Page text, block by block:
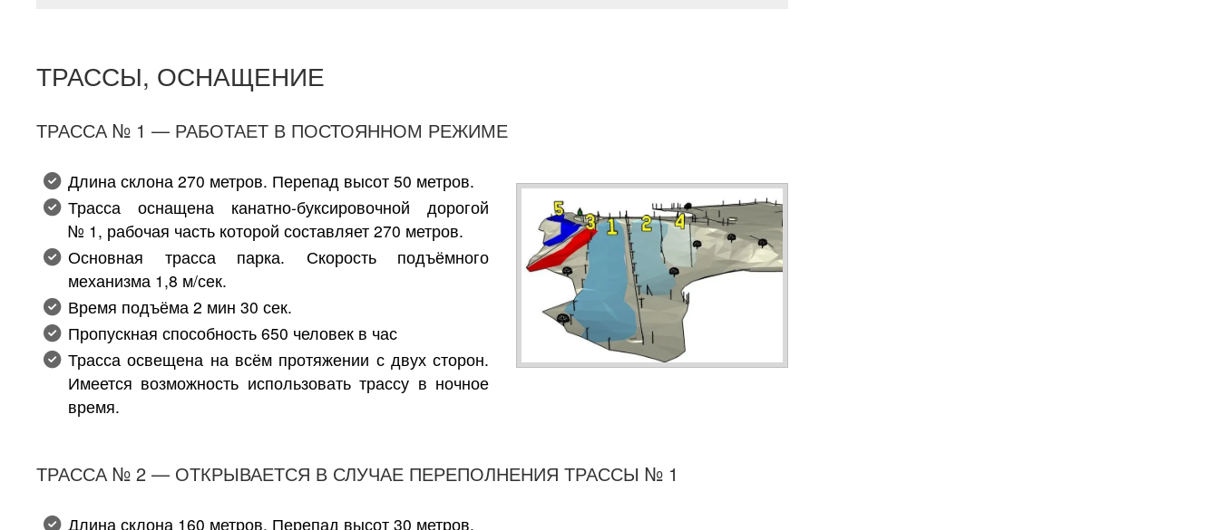
ТРАССЫ, ОСНАЩЕНИЕ
ТРАССА № 1 — РАБОТАЕТ В ПОСТОЯННОМ РЕЖИМЕ
Длина склона 270 метров. Перепад высот 50 метров.
Трасса оснащена канатно-буксировочной дорогой
№ 1, рабочая часть которой составляет 270 метров.
Основная трасса парка. Скорость подъёмного
механизма 1,8 м/сек.
Время подъёма 2 мин 30 сек.
Пропускная способность 650 человек в час
Трасса освещена на всём протяжении с двух сторон.
Имеется возможность использовать трассу в ночное
время.
ТРАССА № 2 — ОТКРЫВАЕТСЯ В СЛУЧАЕ ПЕРЕПОЛНЕНИЯ ТРАССЫ № 1
Длина склона 160 метров. Перепад высот 30 метров.